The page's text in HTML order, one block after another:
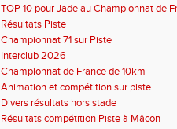
TOP 10 pour Jade au Championnat de
Résultats Piste
Championnat 71 sur Piste
Interclub 2026
Championnat de France de 10km
Animation et compétition sur piste
Divers résultats hors stade
Résultats compétition Piste à Mâcon